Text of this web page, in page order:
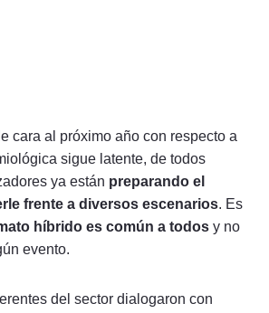
cara al próximo año con respecto a
sigue latente, de todos
ya están preparando el
frente a diversos escenarios. Es
híbrido es común a todos y no
evento.
del sector dialogaron con